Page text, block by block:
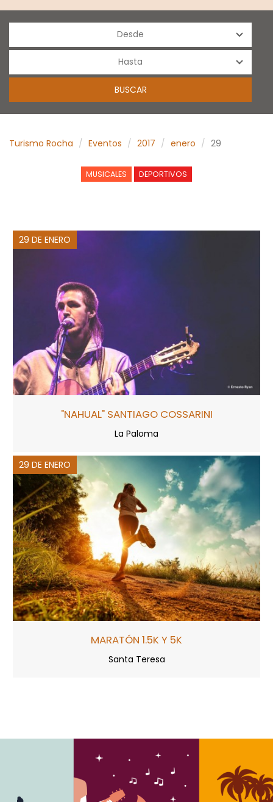
Turismo Rocha Eventos 2017 enero 29
MUSICALES DEPORTIVOS
29 DE ENERO
"NAHUAL" SANTIAGO COSSARINI
La Paloma
29 DE ENERO
MARATÓN 1.5K Y 5K
Santa Teresa